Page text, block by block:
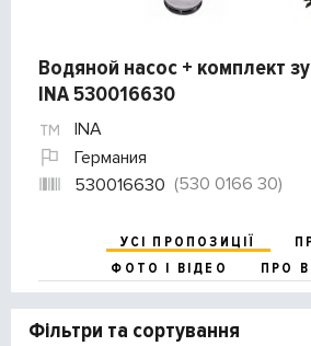
Водяной насос + комплект
INA 530016630
INA
Германия
530016630 (530 0166 30)
УСІ ПРОПОЗИЦІЇ
ФОТО І ВІДЕО
ПРО
Фільтри та сортування